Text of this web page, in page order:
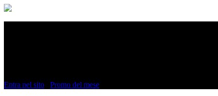
Entra nel sito
Promo del mese